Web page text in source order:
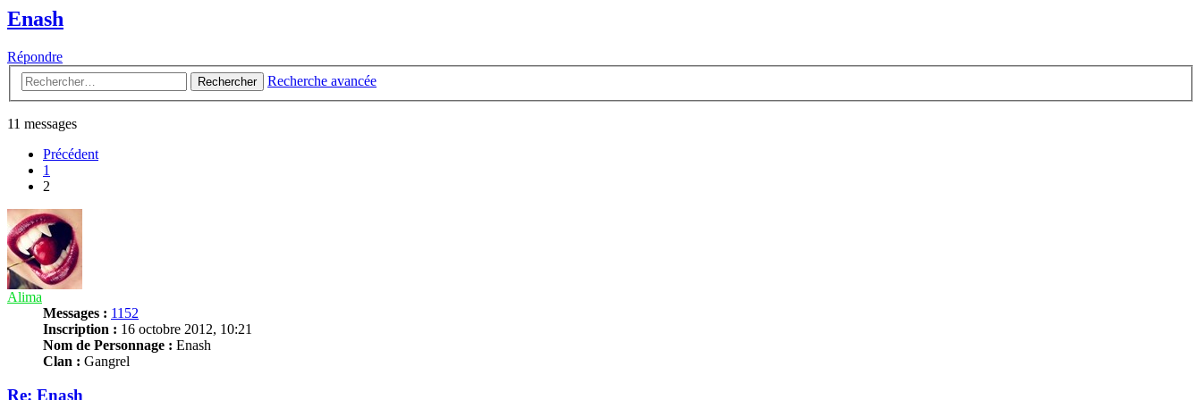
Enash
Répondre
Rechercher Recherche avancée
11 messages
Précédent
1
2
Alima
Messages : 1152
Inscription : 16 octobre 2012, 10:21
Nom de Personnage : Enash
Clan : Gangrel
Re: Enash